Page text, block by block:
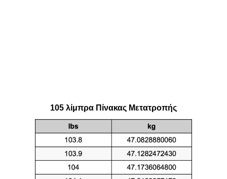
105 λίμπρα Πίνακας Μετατροπής